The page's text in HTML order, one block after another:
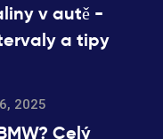
v autě -
a tipy
2025
Celý